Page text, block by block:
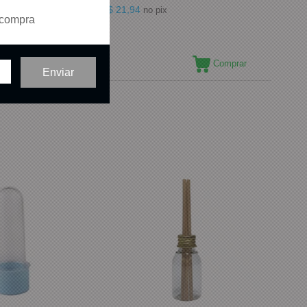
R$ 21,94 no pix
Comprar